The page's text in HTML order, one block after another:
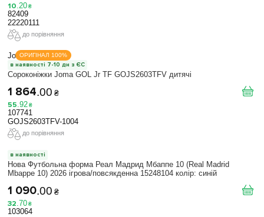
10.20 ₴
82409
22220111
до порівняння
ОРИГІНАЛ 100%
Joma
в наявності 7-10 дн з ЄС
Сороконіжки Joma GOL Jr TF GOJS2603TFV дитячі
1 864.00 ₴
55.92 ₴
107741
GOJS2603TFV-1004
до порівняння
в наявності
Нова Футбольна форма Реал Мадрид Мбаппе 10 (Real Madrid
Mbappe 10) 2026 ігрова/повсякденна 15248104 колiр: синій
1 090.00 ₴
32.70 ₴
103064